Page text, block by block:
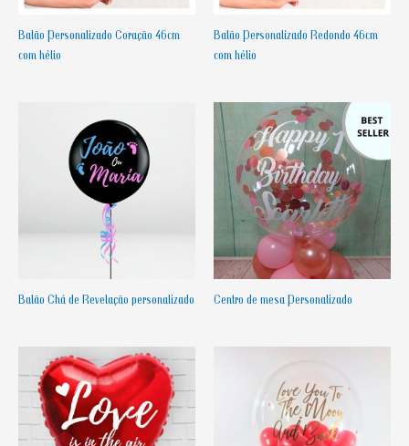
Balão Personalizado Coração 46cm
com hélio
Balão Personalizado Redondo 46cm
com hélio
Balão Chá de Revelação personalizado Centro de mesa Personalizado